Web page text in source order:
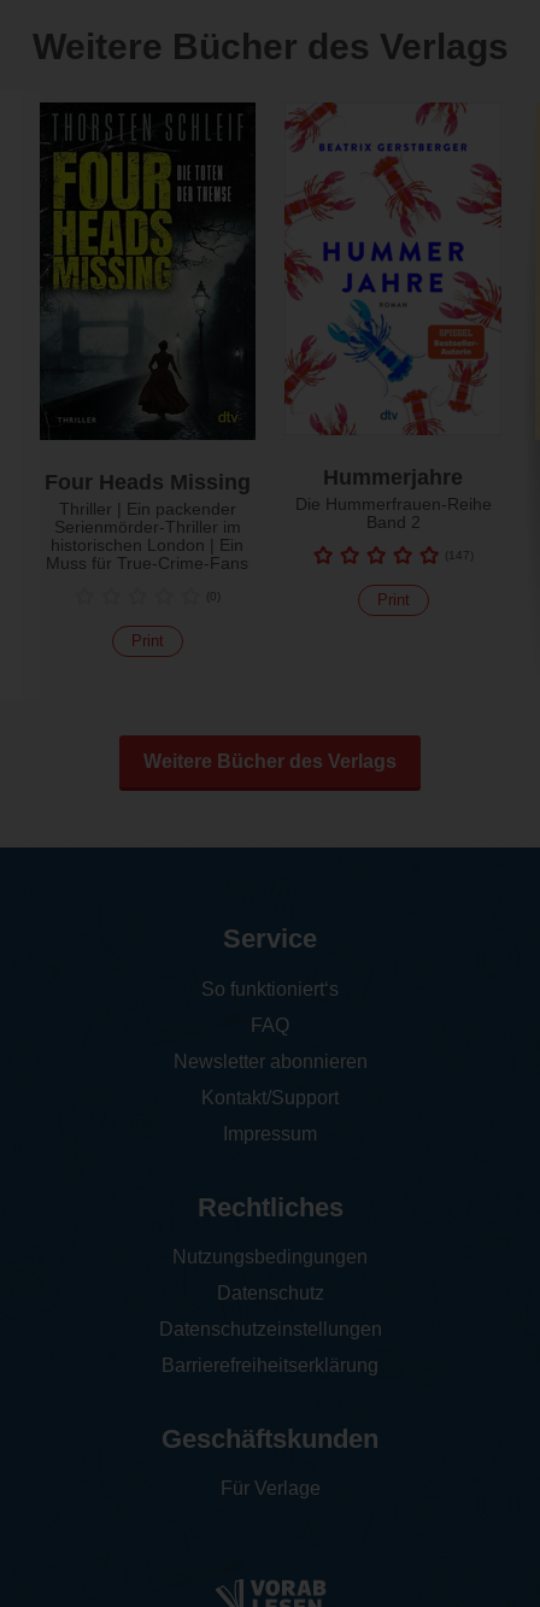
Weitere Bücher des Verlags
Four Heads Missing
Thriller | Ein packender
Serienmörder-Thriller im
historischen London | Ein
Muss für True-Crime-Fans
(0
Print
Hummerjahre
Die Hummerfrauen-Reihe
Band 2
(147
Print
Weitere Bücher des Verlags
Service
So funktioniert‘s
FAQ
Newsletter abonnieren
Kontakt/Support
Impressum
Rechtliches
Nutzungsbedingungen
Datenschutz
Datenschutzeinstellungen
Barrierefreiheitserklärung
Geschäftskunden
Für Verlage